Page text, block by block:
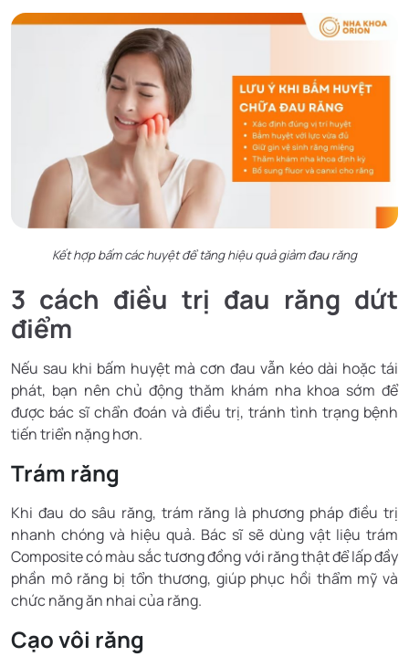
Kết hợp bấm các huyệt để tăng hiệu quả giảm đau răng
3 cách điều trị đau răng dứt
điểm
Nếu sau khi bấm huyệt mà cơn đau vẫn kéo dài hoặc tái
phát, bạn nên chủ động thăm khám nha khoa sớm để
được bác sĩ chẩn đoán và điều trị, tránh tình trạng bệnh
tiến triển nặng hơn.
Trám răng
Khi đau do sâu răng, trám răng là phương pháp điều trị
nhanh chóng và hiệu quả. Bác sĩ sẽ dùng vật liệu trám
Composite có màu sắc tương đồng với răng thật để lấp đầy
phần mô răng bị tổn thương, giúp phục hồi thẩm mỹ và
chức năng ăn nhai của răng.
Cạo vôi răng